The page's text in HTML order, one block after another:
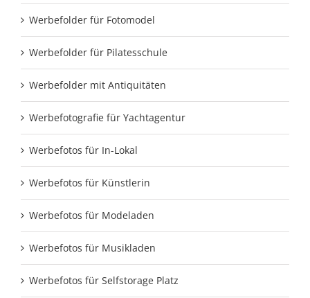
Werbefolder für Fotomodel
Werbefolder für Pilatesschule
Werbefolder mit Antiquitäten
Werbefotografie für Yachtagentur
Werbefotos für In-Lokal
Werbefotos für Künstlerin
Werbefotos für Modeladen
Werbefotos für Musikladen
Werbefotos für Selfstorage Platz